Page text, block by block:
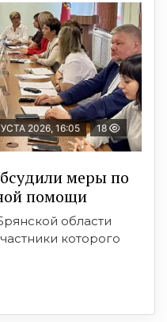
2026, 16:05 18
меры по
помощи
области
которого